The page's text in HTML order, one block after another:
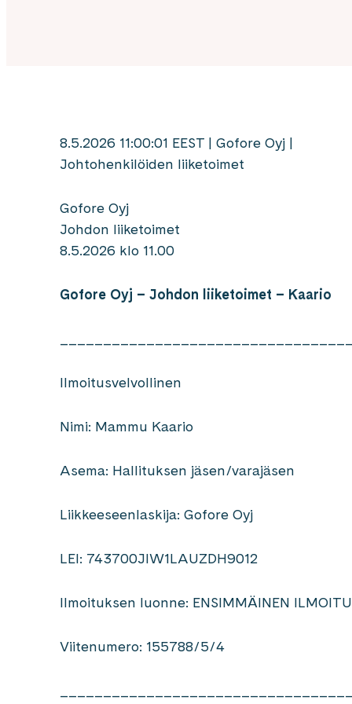
8.5.2026 11:00:01 EEST | Gofore Oyj |
Johtohenkilöiden liiketoimet
Gofore Oyj
Johdon liiketoimet
8.5.2026 klo 11.00
Gofore Oyj – Johdon liiketoimet – Kaario
Ilmoitusvelvollinen
Nimi: Mammu Kaario
Asema: Hallituksen jäsen/varajäsen
Liikkeeseenlaskija: Gofore Oyj
LEI: 743700JIW1LAUZDH9012
Ilmoituksen luonne: ENSIMMÄINEN
Viitenumero: 155788/5/4